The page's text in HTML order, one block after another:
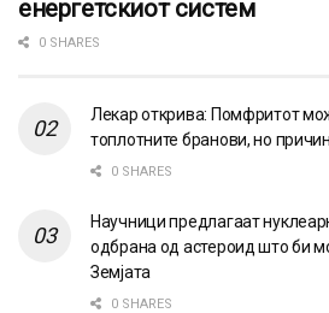
енергетскиот систем
0 SHARES
Лекар открива: Помфритот
топлотните бранови, но
0 SHARES
Научници предлагаат
одбрана од астероид што би
Земјата
0 SHARES